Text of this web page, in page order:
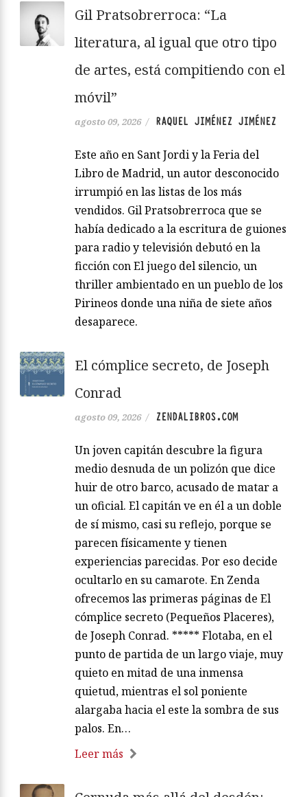
Gil Pratsobrerroca: “La
literatura, al igual que otro tipo
de artes, está compitiendo con el
móvil”
agosto 09, 2026 / RAQUEL JIMÉNEZ JIMÉNEZ
Este año en Sant Jordi y la Feria del
Libro de Madrid, un autor desconocido
irrumpió en las listas de los más
vendidos. Gil Pratsobrerroca que se
había dedicado a la escritura de guiones
para radio y televisión debutó en la
ficción con El juego del silencio, un
thriller ambientado en un pueblo de los
Pirineos donde una niña de siete años
desaparece.
El cómplice secreto, de Joseph
Conrad
agosto 09, 2026 / ZENDALIBROS.COM
Un joven capitán descubre la figura
medio desnuda de un polizón que dice
huir de otro barco, acusado de matar a
un oficial. El capitán ve en él a un doble
de sí mismo, casi su reflejo, porque se
parecen físicamente y tienen
experiencias parecidas. Por eso decide
ocultarlo en su camarote. En Zenda
ofrecemos las primeras páginas de El
cómplice secreto (Pequeños Placeres),
de Joseph Conrad. ***** Flotaba, en el
punto de partida de un largo viaje, muy
quieto en mitad de una inmensa
quietud, mientras el sol poniente
alargaba hacia el este la sombra de sus
palos. En…
Leer más